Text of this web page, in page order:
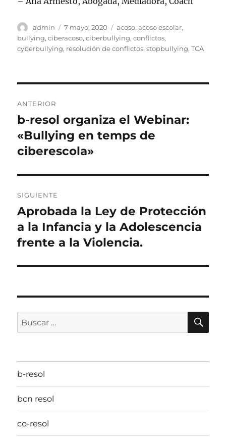
Autor
admin
Publicado
el
7 mayo, 2020 Etiquetas
acoso,acoso escolar,
bullying,ciberacoso,ciberbullying,conflictos,
cyberbullying, resolución de conflictos,stopbullying,TCA
de
entradas
ANTERIOR
Entrada
anterior:
b-resol organiza el Webinar:
«Bullying en temps de
ciberescola»
SIGUIENTE
Entrada
siguiente:
Aprobada la Ley de Protección
a la Infancia y la Adolescencia
frente a la Violencia.
Buscar
por:
b-resol
bcn resol
co-resol